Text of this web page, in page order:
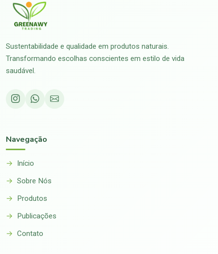
Sustentabilidade e qualidade em produtos naturais.
Transformando escolhas conscientes em estilo de vida
saudável.
Navegação
Início
Sobre Nós
Produtos
Publicações
Contato